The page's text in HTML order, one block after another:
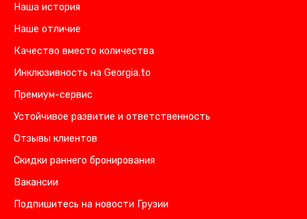
Наша история
Наше отличие
Качество вместо количества
Инклюзивность на Georgia.to
Премиум-сервис
Устойчивое развитие и ответственность
Отзывы клиентов
Скидки раннего бронирования
Вакансии
Подпишитесь на новости Грузии